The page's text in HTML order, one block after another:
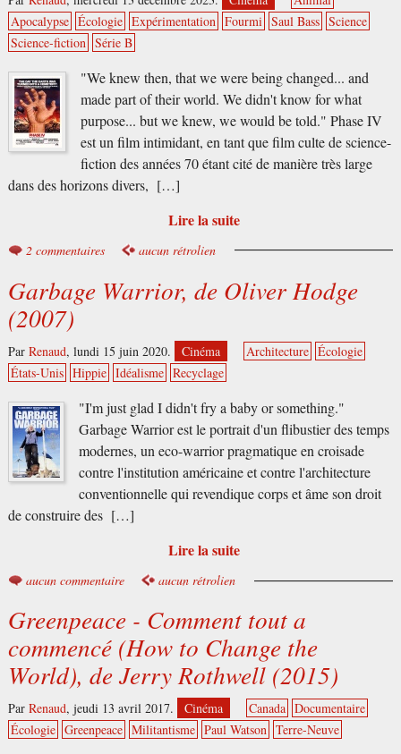
Apocalypse Écologie Expérimentation Fourmi Saul Bass Science
Science-fiction Série B
"We knew then, that we were being changed... and
made part of their world. We didn't know for what
purpose... but we knew, we would be told." Phase IV
est un film intimidant, en tant que film culte de science-
fiction des années 70 étant cité de manière très large
dans des horizons divers, […]
Lire la suite
2 commentaires aucun rétrolien
Garbage Warrior, de Oliver Hodge
(2007)
Par Renaud, lundi 15 juin 2020. Cinéma Architecture Écologie
États-Unis Hippie Idéalisme Recyclage
"I'm just glad I didn't fry a baby or something."
Garbage Warrior est le portrait d'un flibustier des temps
modernes, un eco-warrior pragmatique en croisade
contre l'institution américaine et contre l'architecture
conventionnelle qui revendique corps et âme son droit
de construire des […]
Lire la suite
aucun commentaire aucun rétrolien
Greenpeace - Comment tout a
commencé (How to Change the
World), de Jerry Rothwell (2015)
Par Renaud, jeudi 13 avril 2017. Cinéma Canada Documentaire
Écologie Greenpeace Militantisme Paul Watson Terre-Neuve